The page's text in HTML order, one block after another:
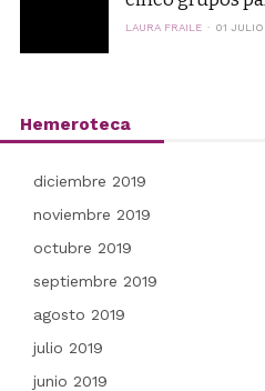
LAURA FRAILE 01
Hemeroteca
diciembre 2019
noviembre 2019
octubre 2019
septiembre 2019
agosto 2019
julio 2019
junio 2019